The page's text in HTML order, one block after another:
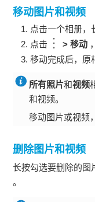
移动图片和视频
点击一个相册，
点击
>移动
移动完成后，原
所有照片和视频
和视频。
移动图片或视频
删除图片和视频
长按勾选要删除的图
。